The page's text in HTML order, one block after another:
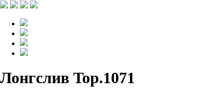
Лонгслив Top.1071